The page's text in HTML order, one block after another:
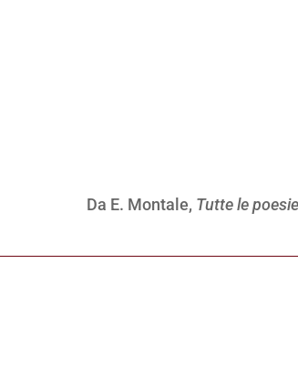
Da E. Montale, Tutte le poesie